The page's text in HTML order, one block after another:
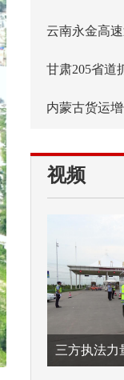
云南永金高
内蒙古货运
视频